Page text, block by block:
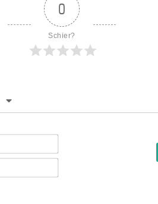
0
Schier?
Noam*
E-